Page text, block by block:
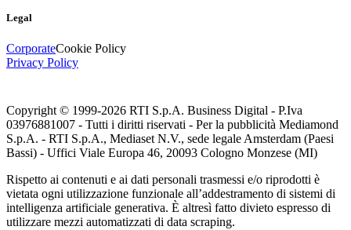
Legal
CorporateCookie Policy
Privacy Policy
Copyright © 1999-2026 RTI S.p.A. Business Digital - P.Iva
03976881007 - Tutti i diritti riservati - Per la pubblicità Mediamond
S.p.A. - RTI S.p.A., Mediaset N.V., sede legale Amsterdam (Paesi
Bassi) - Uffici Viale Europa 46, 20093 Cologno Monzese (MI)
Rispetto ai contenuti e ai dati personali trasmessi e/o riprodotti è
vietata ogni utilizzazione funzionale all’addestramento di sistemi di
intelligenza artificiale generativa. È altresì fatto divieto espresso di
utilizzare mezzi automatizzati di data scraping.